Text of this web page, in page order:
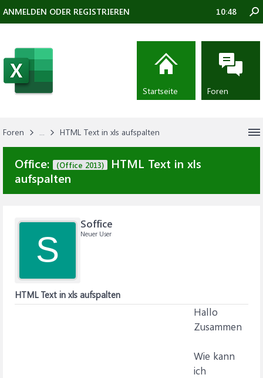
Foren ... HTML Text in xls aufspalten
Office: (Office 2013)
HTML Text in xls
aufspalten
S
Soffice
Neuer User
HTML Text in xls aufspalten
Hallo
Zusammen
Wie kann
ich
ANMELDEN ODER REGISTRIEREN 10:48
Startseite Foren